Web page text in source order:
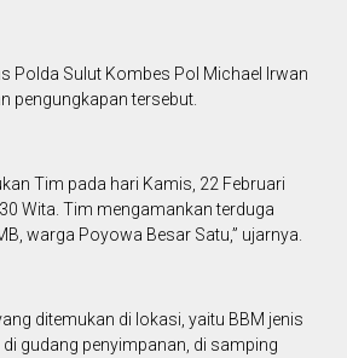
Polda Sulut Kombes Pol Michael Irwan
pengungkapan tersebut.
Tim pada hari Kamis, 22 Februari
Wita. Tim mengamankan terduga
warga Poyowa Besar Satu,” ujarnya.
ditemukan di lokasi, yaitu BBM jenis
gudang penyimpanan, di samping